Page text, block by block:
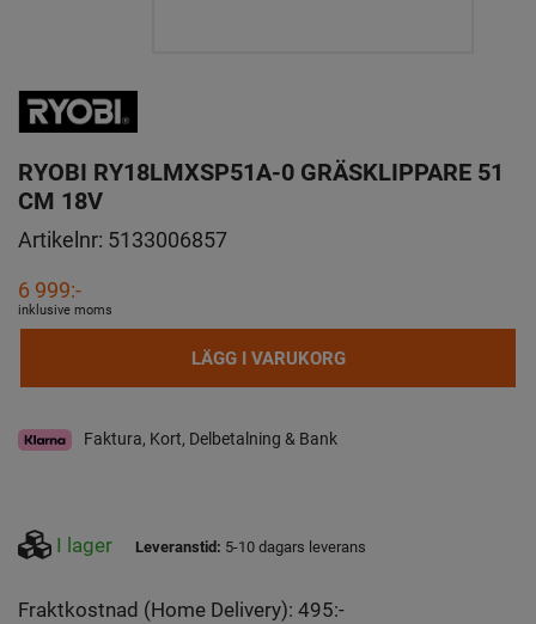
RYOBI RY18LMXSP51A-0 GRÄSKLIPPARE 51
CM 18V
Artikelnr: 5133006857
6 999:-
inklusive moms
LÄGG I VARUKORG
Faktura, Kort, Delbetalning & Bank
I lager Leveranstid: 5-10 dagars leverans
Fraktkostnad (Home Delivery): 495:-